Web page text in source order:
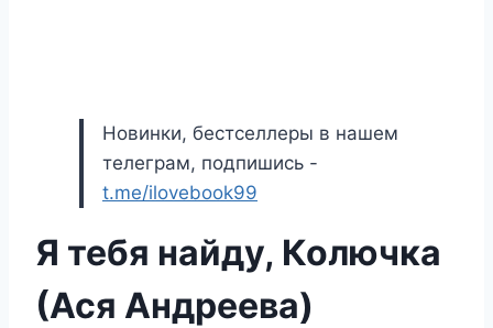
Новинки, бестселлеры в нашем
телеграм, подпишись -
t.me/ilovebook99
Я тебя найду, Колючка
(Ася Андреева)